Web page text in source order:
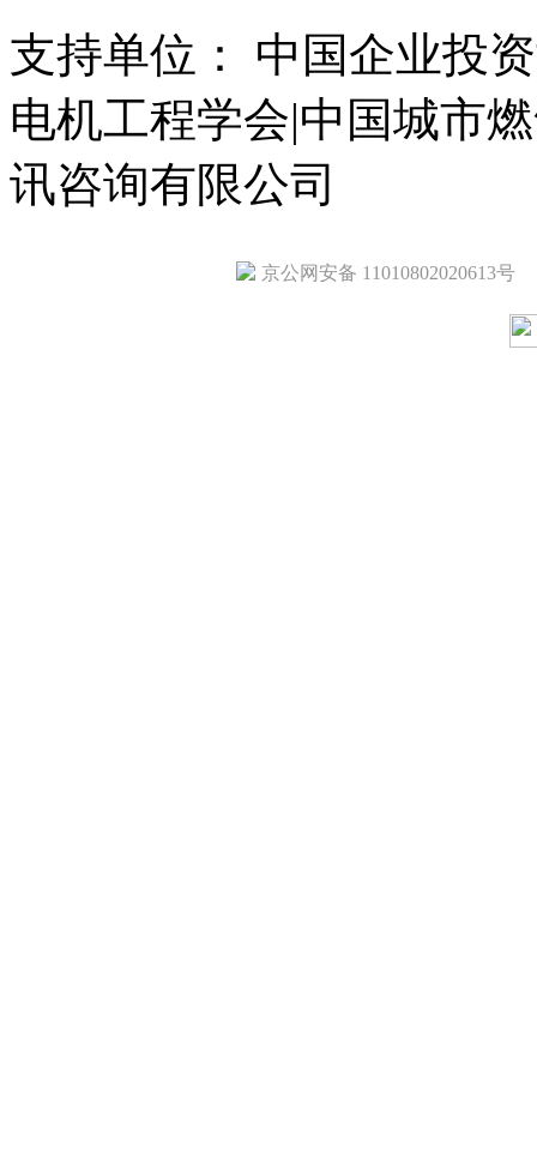
支持单位： 中国企业投
电机工程学会|中国城市
讯咨询有限公司
京公网安备 11010802020613号